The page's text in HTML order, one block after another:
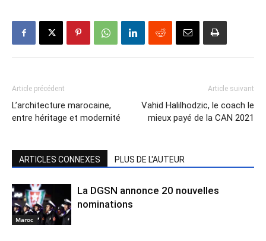
Article précédent
L’architecture marocaine,
entre héritage et modernité
Article suivant
Vahid Halilhodzic, le coach le
mieux payé de la CAN 2021
ARTICLES CONNEXES PLUS DE L'AUTEUR
Maroc
La DGSN annonce 20 nouvelles
nominations